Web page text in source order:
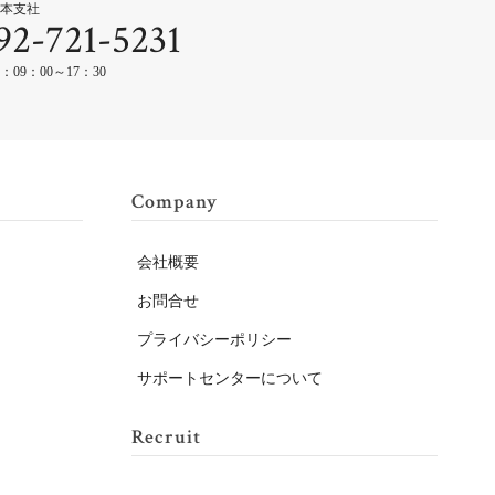
支社
721-5231
09：00～17：30
Company
会社概要
お問合せ
プライバシーポリシー
サポートセンターについて
Recruit